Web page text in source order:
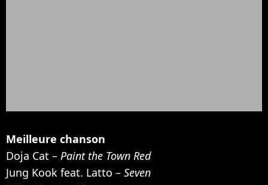
Meilleure chanson
Doja Cat – Paint the Town Red
Jung Kook feat. Latto – Seven